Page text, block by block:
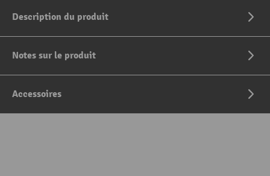
Description du produit
Notes sur le produit
Accessoires